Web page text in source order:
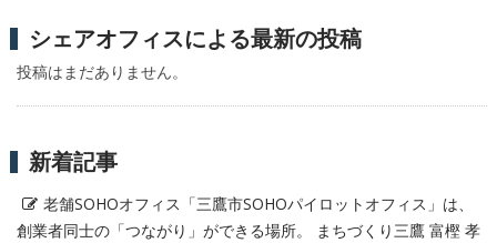
シェアオフィスによる最新の投稿
投稿はまだありません。
新着記事
老舗SOHOオフィス「三鷹市SOHOパイロットオフィス」は、
創業者同士の「つながり」ができる場所。 まちづくり三鷹 富樫 孝